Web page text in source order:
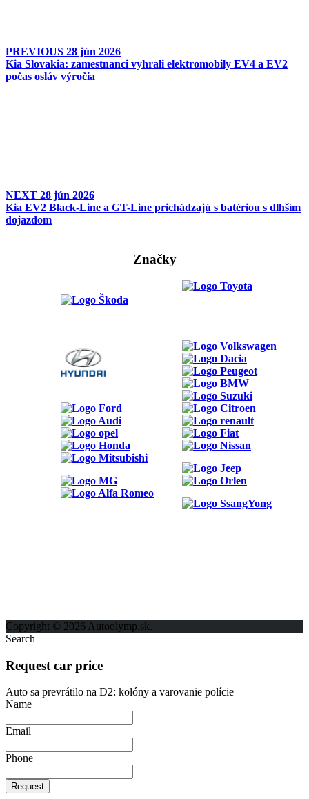
PREVIOUS 28 jún 2026
Kia Slovakia: zamestnanci vyhrali elektromobily EV4 a EV2
počas osláv výročia
NEXT 28 jún 2026
Kia EV2 Black-Line a GT-Line prichádzajú s batériou s dlhším
dojazdom
Značky
Copyright © 2026 Autoolymp.sk.
Search
Request car price
Auto sa prevrátilo na D2: kolóny a varovanie polície
Name
Email
Phone
Request